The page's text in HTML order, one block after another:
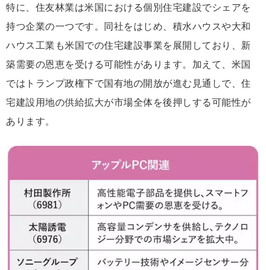
特に、住友林業は米国における個別住宅建設でシェアを
持つ企業の一つです。同社をはじめ、積水ハウスや大和
ハウス工業も米国での住宅建設事業を展開しており、新
築需要の恩恵を受ける可能性があります。加えて、米国
ではトランプ政権下で国有地の開放が進む見通しで、住
宅建設用地の供給拡大が市場全体を後押しする可能性が
あります。